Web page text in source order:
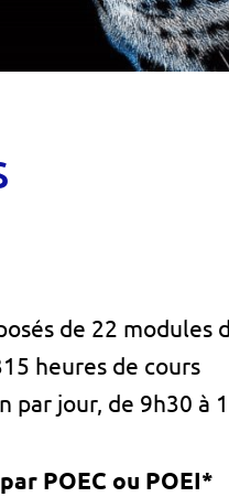
de 22 modules
heures de cours
par jour, de 9h30 à
POEC ou POEI*